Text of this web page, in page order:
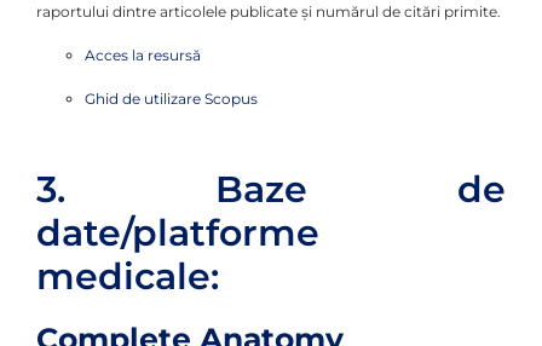
raportului dintre articolele publicate şi numărul de citări primite.
Acces la resursă
Ghid de utilizare Scopus
3. Baze de
date/platforme
medicale:
Complete Anatomy